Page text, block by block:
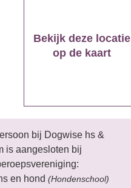
Bekijk deze locatie
op de kaart
bij Dogwise hs &
is aangesloten bij
en hond (Hondenschool)